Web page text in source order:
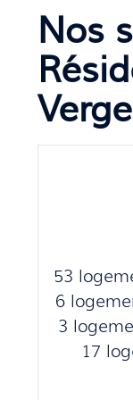
Nos
53
6
3
17